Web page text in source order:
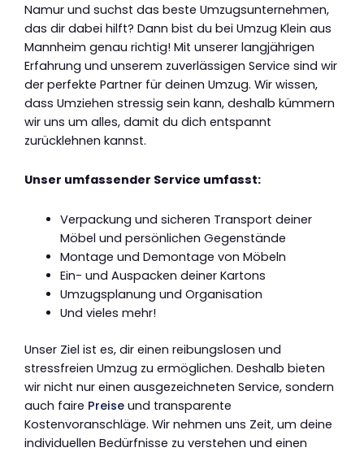
Namur und suchst das beste Umzugsunternehmen,
das dir dabei hilft? Dann bist du bei Umzug Klein aus
Mannheim genau richtig! Mit unserer langjährigen
Erfahrung und unserem zuverlässigen Service sind wir
der perfekte Partner für deinen Umzug. Wir wissen,
dass Umziehen stressig sein kann, deshalb kümmern
wir uns um alles, damit du dich entspannt
zurücklehnen kannst.
Unser umfassender Service umfasst:
Verpackung und sicheren Transport deiner
Möbel und persönlichen Gegenstände
Montage und Demontage von Möbeln
Ein- und Auspacken deiner Kartons
Umzugsplanung und Organisation
Und vieles mehr!
Unser Ziel ist es, dir einen reibungslosen und
stressfreien Umzug zu ermöglichen. Deshalb bieten
wir nicht nur einen ausgezeichneten Service, sondern
auch faire Preise und transparente
Kostenvoranschläge. Wir nehmen uns Zeit, um deine
individuellen Bedürfnisse zu verstehen und einen